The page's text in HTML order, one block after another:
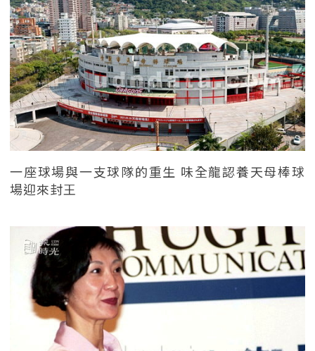
一座球場與一支球隊的重生 味全龍認養天母棒球
場迎來封王